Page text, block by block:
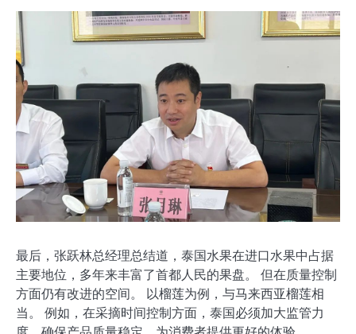
最后，张跃林总经理总结道，泰国水果在进口水果中占据
主要地位，多年来丰富了首都人民的果盘。 但在质量控制
方面仍有改进的空间。 以榴莲为例，与马来西亚榴莲相
当。 例如，在采摘时间控制方面，泰国必须加大监管力